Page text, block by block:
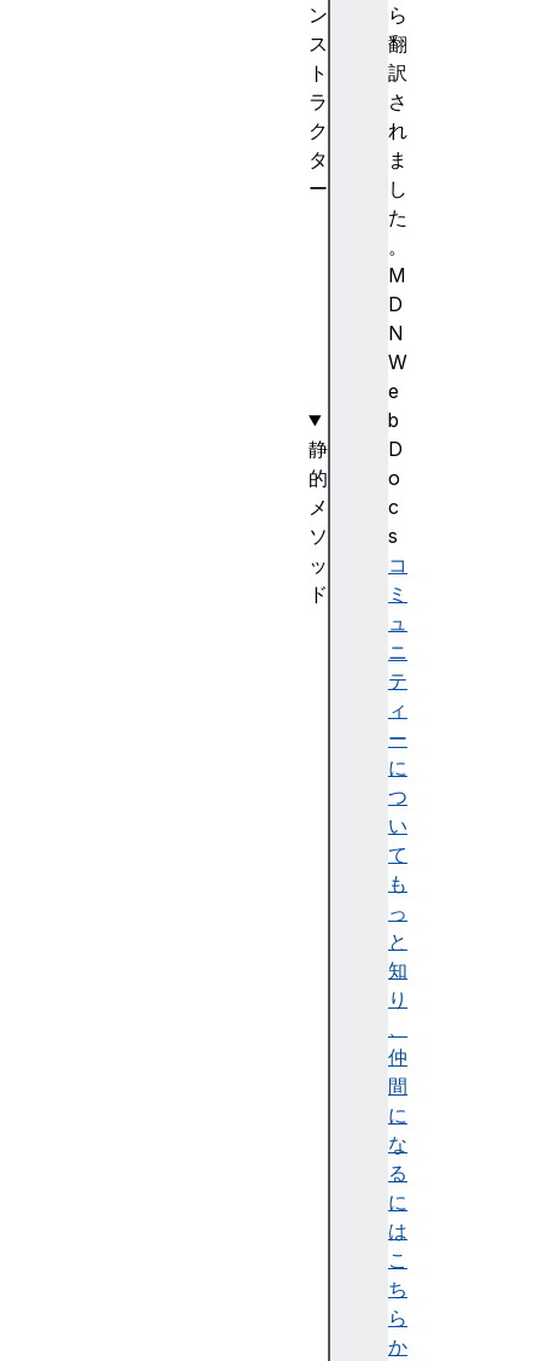
ら
翻
訳
さ
れ
ま
し
た
。
M
D
N
W
e
b
D
o
c
s
コ
ミ
ュ
ニ
テ
ィ
ー
に
つ
い
て
も
っ
と
知
り
、
仲
間
に
な
る
に
は
こ
ち
ら
か
ン
ス
ト
ラ
ク
タ
ー
静
的
メ
ソ
ッ
ド